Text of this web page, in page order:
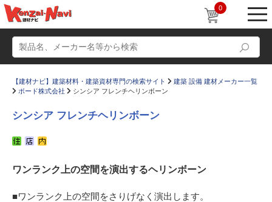
0
かたなび コラム
すまいリング 設計士インタビュー
【建材ナビ】建築材料・建築資材専門の検索サイト
建築 設備 建材メーカー一覧
ボード株式会社
シンシア フレンチヘリンボーン
シンシア フレンチヘリンボーン
ワンランク上の空間を演出するヘリンボーン
■ワンランク上の空間をさりげなく演出します。